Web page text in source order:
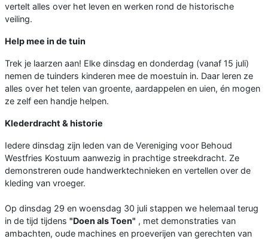
vertelt alles over het leven en werken rond de historische
veiling.
Help mee in de tuin
Trek je laarzen aan! Elke dinsdag en donderdag (vanaf 15 juli)
nemen de tuinders kinderen mee de moestuin in. Daar leren ze
alles over het telen van groente, aardappelen en uien, én mogen
ze zelf een handje helpen.
Klederdracht & historie
Iedere dinsdag zijn leden van de Vereniging voor Behoud
Westfries Kostuum aanwezig in prachtige streekdracht. Ze
demonstreren oude handwerktechnieken en vertellen over de
kleding van vroeger.
Op dinsdag 29 en woensdag 30 juli stappen we helemaal terug
in de tijd tijdens "Doen als Toen" , met demonstraties van
ambachten, oude machines en proeverijen van gerechten van